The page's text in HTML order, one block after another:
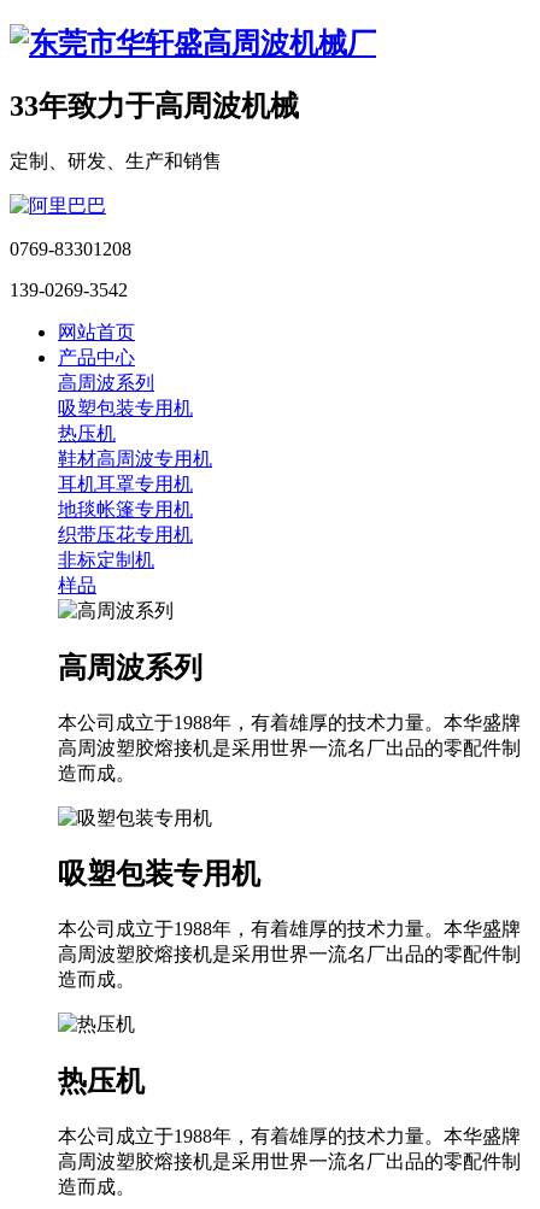
33年致力于高周波机械
定制、研发、生产和销售
0769-83301208
139-0269-3542
网站首页
产品中心
高周波系列
吸塑包装专用机
热压机
鞋材高周波专用机
耳机耳罩专用机
地毯帐篷专用机
织带压花专用机
非标定制机
样品
高周波系列
本公司成立于1988年，有着雄厚的技术力量。本华盛牌
高周波塑胶熔接机是采用世界一流名厂出品的零配件制
造而成。
吸塑包装专用机
本公司成立于1988年，有着雄厚的技术力量。本华盛牌
高周波塑胶熔接机是采用世界一流名厂出品的零配件制
造而成。
热压机
本公司成立于1988年，有着雄厚的技术力量。本华盛牌
高周波塑胶熔接机是采用世界一流名厂出品的零配件制
造而成。